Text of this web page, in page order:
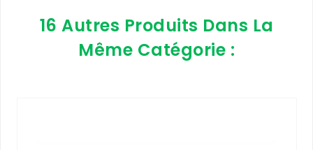
16 Autres Produits Dans La
Même Catégorie :